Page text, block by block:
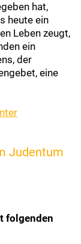
hat,
heute ein
Leben zeugt,
ein
der
eine
Judentum
folgenden